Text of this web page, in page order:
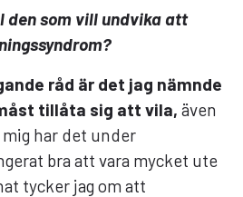
den som vill undvika att
råd är det jag nämnde
tillåta sig att vila, även
har det under
bra att vara mycket ute
tycker jag om att